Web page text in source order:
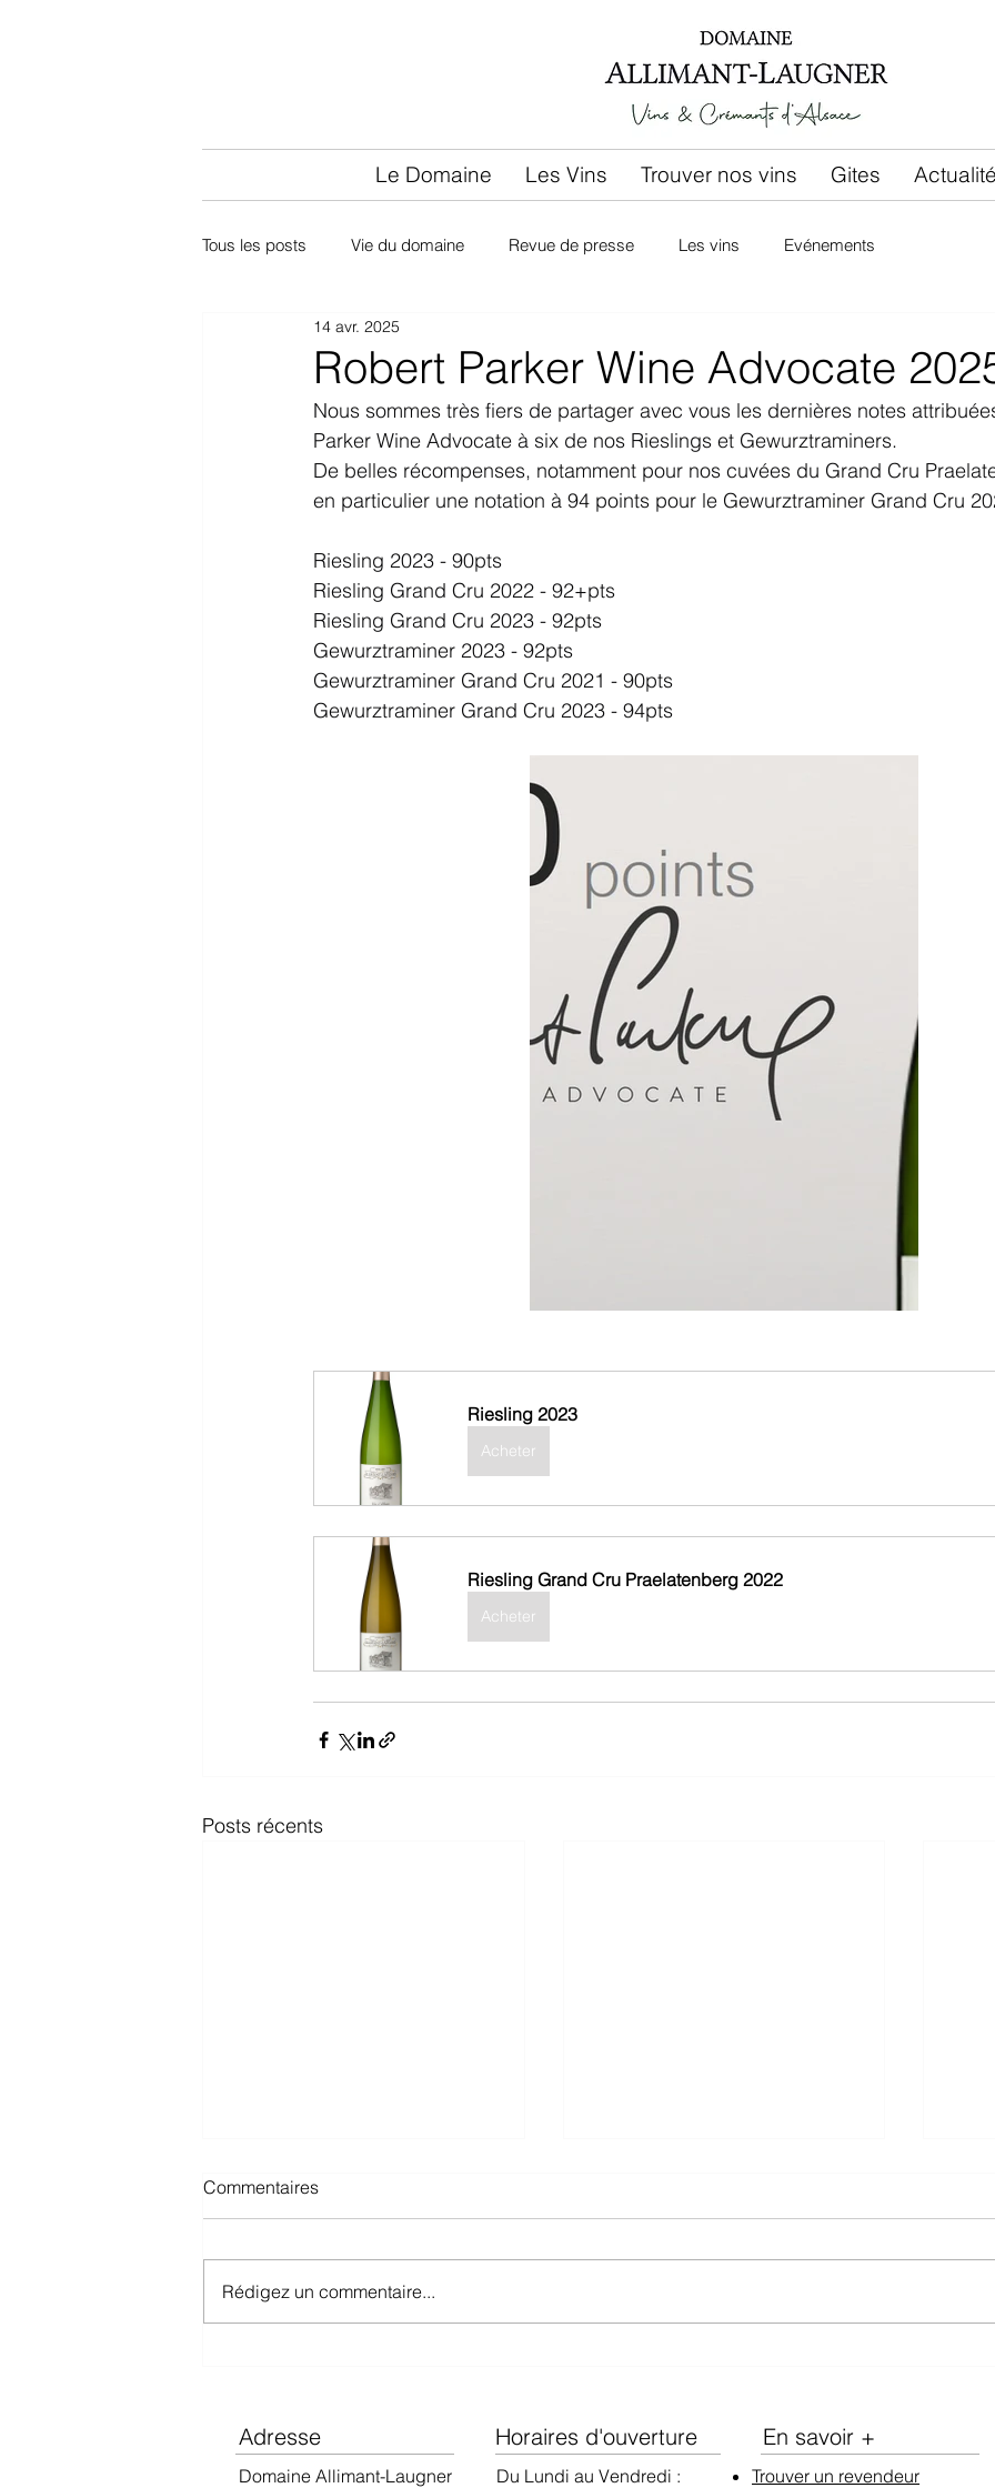
Le Domaine Les Vins Trouver nos vins Gites
Tous les posts Vie du domaine Revue de presse Les vins Evénements
Robert Parker Wine Advocate
14 avr. 2025
Nous sommes très fiers de partager avec vous les dernières notes
Parker Wine Advocate à six de nos Rieslings et Gewurztraminers.
De belles récompenses, notamment pour nos cuvées du Grand Cru
en particulier une notation à 94 points pour le Gewurztraminer Grand Cru
Riesling 2023 - 90pts
Riesling Grand Cru 2022 - 92+pts
Riesling Grand Cru 2023 - 92pts
Gewurztraminer 2023 - 92pts
Gewurztraminer Grand Cru 2021 - 90pts
Gewurztraminer Grand Cru 2023 - 94pts
Riesling 2023
Acheter
Riesling Grand Cru Praelatenberg 2022
Acheter
Posts récents
Commentaires
Rédigez un commentaire...
Adresse
Domaine Allimant-Laugner
Horaires d'ouverture
Du Lundi au Vendredi :
En savoir +
Trouver un revendeur